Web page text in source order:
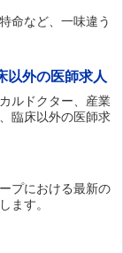
命など、一味違う
以外の医師求人
ルドクター、産業
臨床以外の医師求
プにおける最新の
ます。